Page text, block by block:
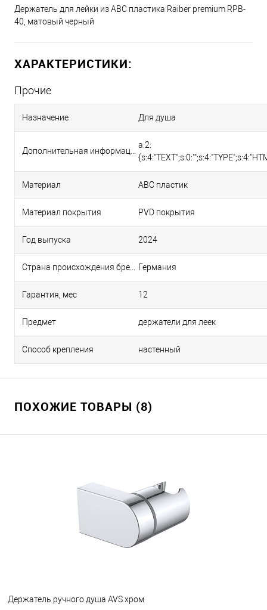
Держатель для лейки из АBC пластика Raiber premium RPB-
40, матовый черный
ХАРАКТЕРИСТИКИ:
Прочие
Назначение Для душа
a:2:
Материал ABC пластик
Материал покрытия PVD покрытия
Год выпуска 2024
Германия
Гарантия, мес 12
Предмет держатели для леек
Способ крепления настенный
ПОХОЖИЕ ТОВАРЫ (8)
Держатель ручного душа AVS хром